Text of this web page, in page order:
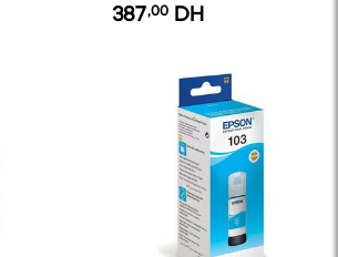
EcoTank d'origine
387,00 DH